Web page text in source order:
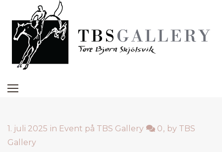
1. juli 2025 in Event på TBS Gallery 0 by TBS
Gallery